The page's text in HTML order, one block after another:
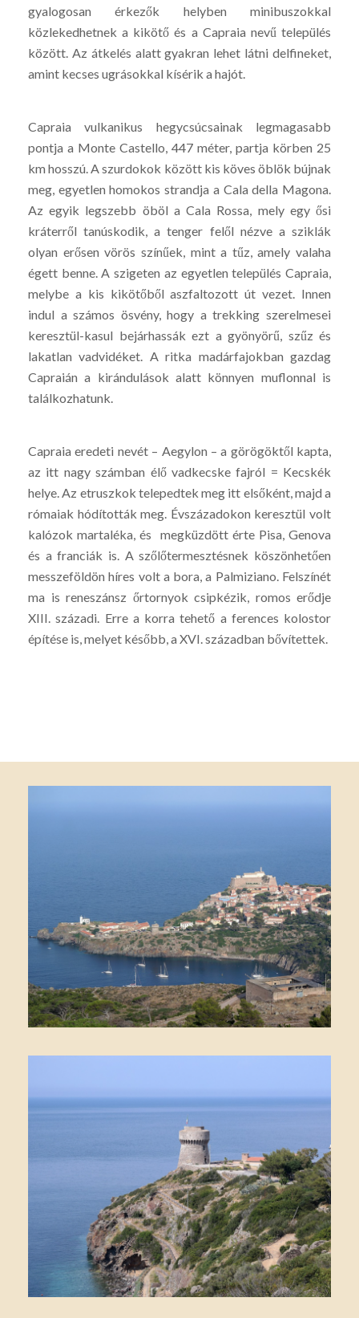
gyalogosan érkezők helyben minibuszokkal
közlekedhetnek a kikötő és a Capraia nevű település
között. Az átkelés alatt gyakran lehet látni delfineket,
amint kecses ugrásokkal kísérik a hajót.
Capraia vulkanikus hegycsúcsainak legmagasabb
pontja a Monte Castello, 447 méter, partja körben 25
km hosszú. A szurdokok között kis köves öblök bújnak
meg, egyetlen homokos strandja a Cala della Magona.
Az egyik legszebb öböl a Cala Rossa, mely egy ősi
kráterről tanúskodik, a tenger felől nézve a sziklák
olyan erősen vörös színűek, mint a tűz, amely valaha
égett benne. A szigeten az egyetlen település Capraia,
melybe a kis kikötőből aszfaltozott út vezet. Innen
indul a számos ösvény, hogy a trekking szerelmesei
keresztül-kasul bejárhassák ezt a gyönyörű, szűz és
lakatlan vadvidéket. A ritka madárfajokban gazdag
Capraián a kirándulások alatt könnyen muflonnal is
találkozhatunk.
Capraia eredeti nevét – Aegylon – a görögöktől kapta,
az itt nagy számban élő vadkecske fajról = Kecskék
helye. Az etruszkok telepedtek meg itt elsőként, majd a
rómaiak hódították meg. Évszázadokon keresztül volt
kalózok martaléka, és megküzdött érte Pisa, Genova
és a franciák is. A szőlőtermesztésnek köszönhetően
messzeföldön híres volt a bora, a Palmiziano. Felszínét
ma is reneszánsz őrtornyok csipkézik, romos erődje
XIII. századi. Erre a korra tehető a ferences kolostor
építése is, melyet később, a XVI. században bővítettek.